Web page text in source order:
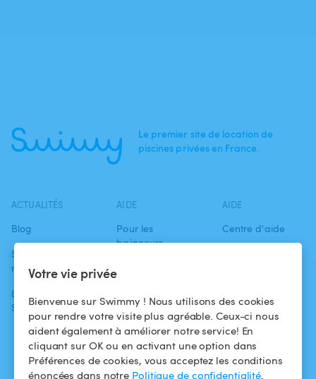
Votre vie privée
Bienvenue sur Swimmy ! Nous utilisons des cookies
pour rendre votre visite plus agréable. Ceux-ci nous
aident également à améliorer notre service! En
cliquant sur OK ou en activant une option dans
Préférences de cookies, vous acceptez les conditions
énoncées dans notre Politique de confidentialité.
Le premier site de location de
piscines privées en France.
ACTUALITÉS
Blog
Swimmy dans les
médias
L'aventure
Swimmy
AIDE
Pour les
baigneurs
Louer ma piscine
Comment ça
marche ?
AIDE
Centre d'aide
confidentialité
Mentions légales